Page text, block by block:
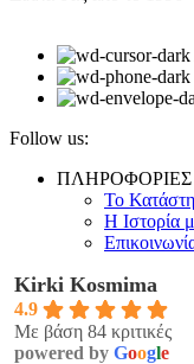
Follow us:
ΠΛΗΡΟΦΟΡΙΕΣ
Το
Η Ιστορία
Kirki Kosmima
4.9
Με βάση 84 κριτικές
powered by Google